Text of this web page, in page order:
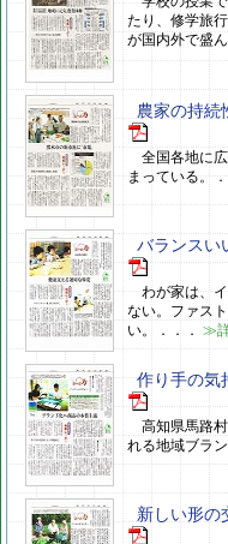
たり、修学旅
が国内外で盛
農家の持続
全国各地に広
まっている。
バランス
わが家は、イ
ない。ファス
い。．．． ≫
作り手の
高知県馬路村
れる地域ブラ
新しい形